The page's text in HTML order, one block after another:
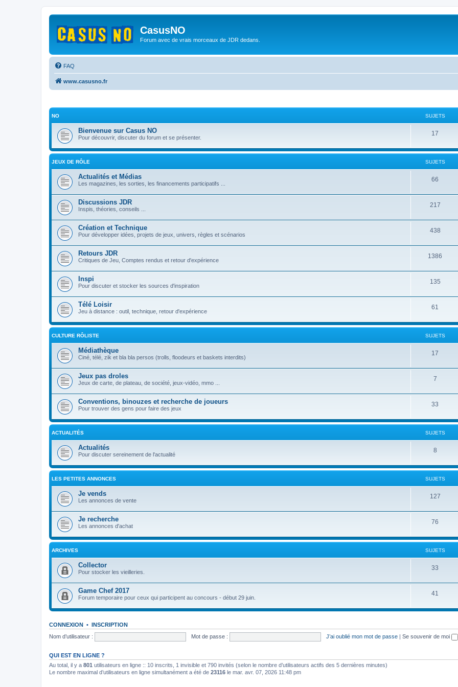
CasusNO
Forum avec de vrais morceaux de JDR dedans.
FAQ
www.casusno.fr
NO SUJETS
Bienvenue sur Casus NO
Pour découvrir, discuter du forum et se présenter.
17
JEUX DE RÔLE SUJETS
Actualités et Médias
Les magazines, les sorties, les financements participatifs ...
66
Discussions JDR
Inspis, théories, conseils ...
217
Création et Technique
Pour développer idées, projets de jeux, univers, règles et scénarios
438
Retours JDR
Critiques de Jeu, Comptes rendus et retour d'expérience
1386
Inspi
Pour discuter et stocker les sources d'inspiration
135
Télé Loisir
Jeu à distance : outil, technique, retour d'expérience
61
CULTURE RÔLISTE SUJETS
Médiathèque
Ciné, télé, zik et bla bla persos (trolls, floodeurs et baskets interdits)
17
Jeux pas droles
Jeux de carte, de plateau, de société, jeux-vidéo, mmo ...
7
Conventions, binouzes et recherche de joueurs
Pour trouver des gens pour faire des jeux
33
ACTUALITÉS SUJETS
Actualités
Pour discuter sereinement de l'actualité
8
LES PETITES ANNONCES SUJETS
Je vends
Les annonces de vente
127
Je recherche
Les annonces d'achat
76
ARCHIVES SUJETS
Collector
Pour stocker les vieilleries.
33
Game Chef 2017
Forum temporaire pour ceux qui participent au concours - début 29 juin.
41
CONNEXION • INSCRIPTION
Nom d’utilisateur :
Mot de passe : J’ai oublié mon mot de passe | Se souvenir de moi
QUI EST EN LIGNE ?
Au total, il y a 801 utilisateurs en ligne :: 10 inscrits, 1 invisible et 790 invités (selon le nombre d’utilisateurs actifs des 5 dernières minutes)
Le nombre maximal d’utilisateurs en ligne simultanément a été de 23116 le mar. avr. 07, 2026 11:48 pm